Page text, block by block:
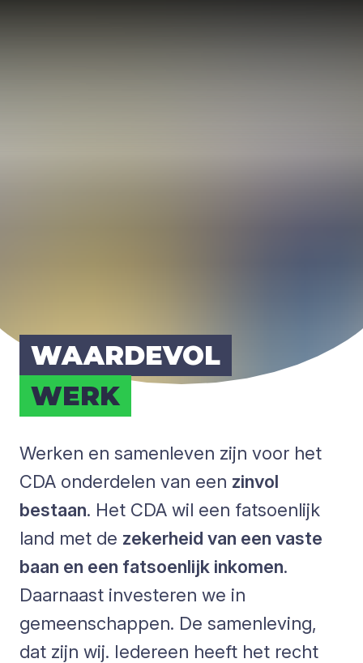
WAAR­DE­VOL
WERK
Werken en samenleven zijn voor het
CDA onderdelen van een zinvol
bestaan. Het CDA wil een fatsoenlijk
land met de zekerheid van een vaste
baan en een fatsoenlijk inkomen.
Daarnaast investeren we in
gemeenschappen. De samenleving,
dat zijn wij. Iedereen heeft het recht